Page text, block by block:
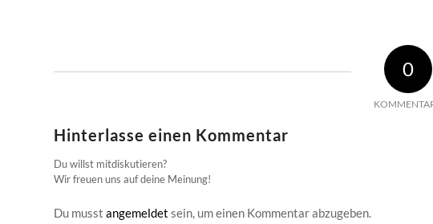
0
Hinterlasse einen Kommentar
Du willst mitdiskutieren?
Wir freuen uns auf deine Meinung!
Du musst angemeldet sein, um einen Kommentar abzugeben.